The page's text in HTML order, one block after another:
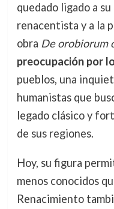
quedado ligado a
renacentista y a la
obra De orobiorum
preocupación por
pueblos, una
humanistas que
legado clásico y
de sus regiones.
Hoy, su figura
menos conocidos
Renacimiento